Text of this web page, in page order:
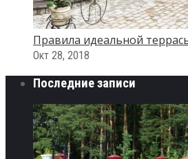
Правила идеальной
Окт 28, 2018
Последние записи